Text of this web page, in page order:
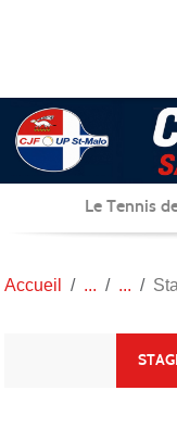
Le Tennis
Accueil
Panneau de gestion